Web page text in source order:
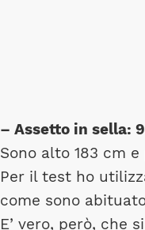
– Assetto in sella: 9
Sono alto 183 cm
Per il test ho
come sono
E’ vero, però, che